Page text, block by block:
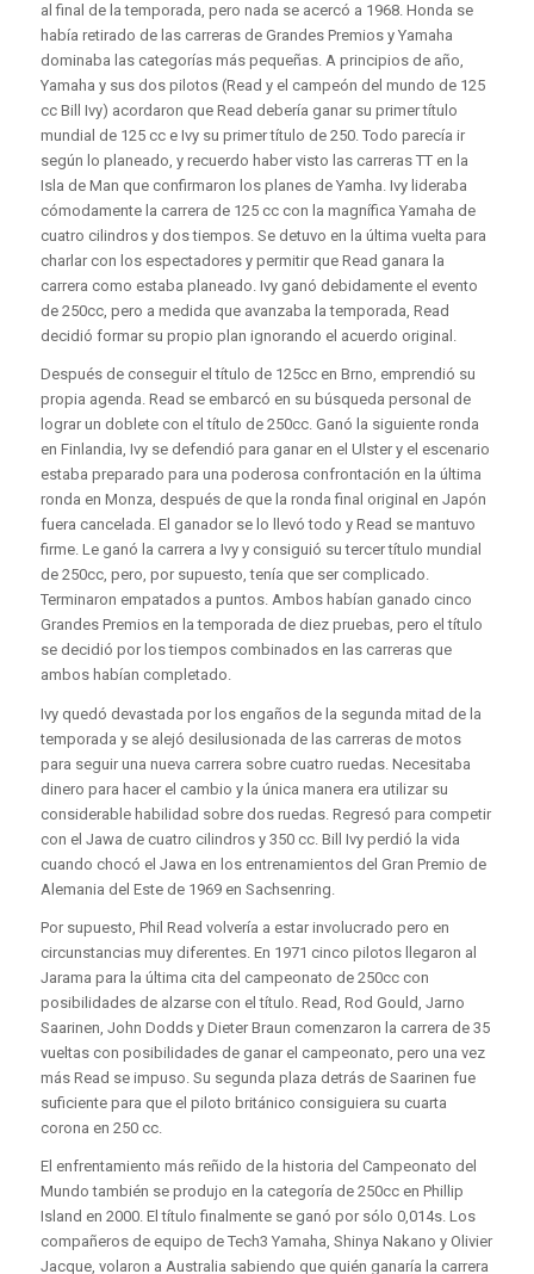
al final de la temporada, pero nada se acercó a 1968. Honda se
había retirado de las carreras de Grandes Premios y Yamaha
dominaba las categorías más pequeñas. A principios de año,
Yamaha y sus dos pilotos (Read y el campeón del mundo de 125
cc Bill Ivy) acordaron que Read debería ganar su primer título
mundial de 125 cc e Ivy su primer título de 250. Todo parecía ir
según lo planeado, y recuerdo haber visto las carreras TT en la
Isla de Man que confirmaron los planes de Yamha. Ivy lideraba
cómodamente la carrera de 125 cc con la magnífica Yamaha de
cuatro cilindros y dos tiempos. Se detuvo en la última vuelta para
charlar con los espectadores y permitir que Read ganara la
carrera como estaba planeado. Ivy ganó debidamente el evento
de 250cc, pero a medida que avanzaba la temporada, Read
decidió formar su propio plan ignorando el acuerdo original.
Después de conseguir el título de 125cc en Brno, emprendió su
propia agenda. Read se embarcó en su búsqueda personal de
lograr un doblete con el título de 250cc. Ganó la siguiente ronda
en Finlandia, Ivy se defendió para ganar en el Ulster y el escenario
estaba preparado para una poderosa confrontación en la última
ronda en Monza, después de que la ronda final original en Japón
fuera cancelada. El ganador se lo llevó todo y Read se mantuvo
firme. Le ganó la carrera a Ivy y consiguió su tercer título mundial
de 250cc, pero, por supuesto, tenía que ser complicado.
Terminaron empatados a puntos. Ambos habían ganado cinco
Grandes Premios en la temporada de diez pruebas, pero el título
se decidió por los tiempos combinados en las carreras que
ambos habían completado.
Ivy quedó devastada por los engaños de la segunda mitad de la
temporada y se alejó desilusionada de las carreras de motos
para seguir una nueva carrera sobre cuatro ruedas. Necesitaba
dinero para hacer el cambio y la única manera era utilizar su
considerable habilidad sobre dos ruedas. Regresó para competir
con el Jawa de cuatro cilindros y 350 cc. Bill Ivy perdió la vida
cuando chocó el Jawa en los entrenamientos del Gran Premio de
Alemania del Este de 1969 en Sachsenring.
Por supuesto, Phil Read volvería a estar involucrado pero en
circunstancias muy diferentes. En 1971 cinco pilotos llegaron al
Jarama para la última cita del campeonato de 250cc con
posibilidades de alzarse con el título. Read, Rod Gould, Jarno
Saarinen, John Dodds y Dieter Braun comenzaron la carrera de 35
vueltas con posibilidades de ganar el campeonato, pero una vez
más Read se impuso. Su segunda plaza detrás de Saarinen fue
suficiente para que el piloto británico consiguiera su cuarta
corona en 250 cc.
El enfrentamiento más reñido de la historia del Campeonato del
Mundo también se produjo en la categoría de 250cc en Phillip
Island en 2000. El título finalmente se ganó por sólo 0,014s. Los
compañeros de equipo de Tech3 Yamaha, Shinya Nakano y Olivier
Jacque, volaron a Australia sabiendo que quién ganaría la carrera